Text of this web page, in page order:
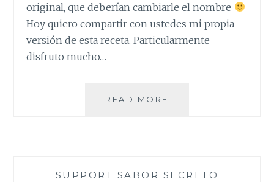
original, que deberían cambiarle el nombre
Hoy quiero compartir con ustedes mi propia
versión de esta receta. Particularmente
disfruto mucho…
READ MORE
SUPPORT SABOR SECRETO